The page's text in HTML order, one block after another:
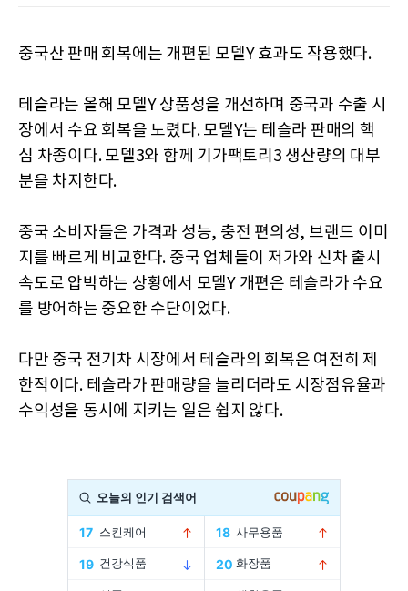
중국산 판매 회복에는 개편된 모델Y 효과도 작용했다.
테슬라는 올해 모델Y 상품성을 개선하며 중국과 수출 시
장에서 수요 회복을 노렸다. 모델Y는 테슬라 판매의 핵
심 차종이다. 모델3와 함께 기가팩토리3 생산량의 대부
분을 차지한다.
중국 소비자들은 가격과 성능, 충전 편의성, 브랜드 이미
지를 빠르게 비교한다. 중국 업체들이 저가와 신차 출시
속도로 압박하는 상황에서 모델Y 개편은 테슬라가 수요
를 방어하는 중요한 수단이었다.
다만 중국 전기차 시장에서 테슬라의 회복은 여전히 제
한적이다. 테슬라가 판매량을 늘리더라도 시장점유율과
수익성을 동시에 지키는 일은 쉽지 않다.